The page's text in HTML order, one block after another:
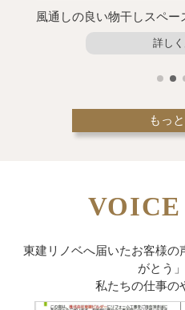
風通しの良い物干しスペー
詳し
もっ
VOICE
東建リノベへ届いたお客様の
がとう
私たちの仕事の